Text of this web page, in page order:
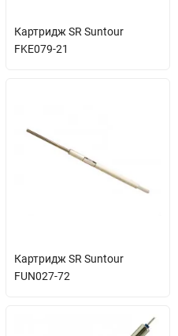
Картридж SR Suntour
FKE079-21
Картридж SR Suntour
FUN027-72